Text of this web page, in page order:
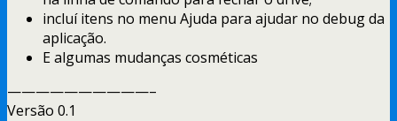
incluí itens no menu Ajuda para ajudar no debug da
aplicação.
E algumas mudanças cosméticas
——————————–
Versão 0.1